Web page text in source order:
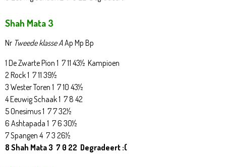
Shah Mata 3
Nr Tweede klasse AAp Mp Bp
1 De Zwarte Pion 1 7 11 43½ Kampioen
2 Rock 1 7 11 39½
3 Wester Toren 1 7 10 43½
4 Eeuwig Schaak 1 7 8 42
5 Onesimus 1 7 7 32½
6 Ashtapada 1 7 6 30½
7 Spangen 4 7 3 26½
8 Shah Mata 3 7 0 22 Degradeert :(